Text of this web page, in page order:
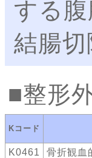
する
結腸
整形
Kコード
K0461
骨折観血